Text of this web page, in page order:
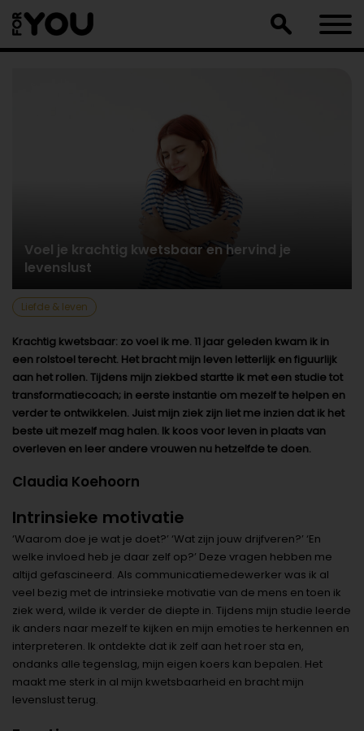
naar
artikel
Voel je krachtig kwetsbaar en hervind je
levenslust
Liefde & leven
Krachtig kwetsbaar: zo voel ik me. 11 jaar geleden kwam ik in
een rolstoel terecht. Het bracht mijn leven letterlijk en figuurlijk
aan het rollen. Tijdens mijn ziekbed startte ik met een studie tot
transformatiecoach; in eerste instantie om mezelf te helpen en
verder te ontwikkelen. Juist mijn ziek zijn liet me inzien dat ik het
beste uit mezelf mag halen. Ik koos voor leven in plaats van
overleven en leer andere vrouwen nu hetzelfde te doen.
Claudia Koehoorn
Intrinsieke motivatie
‘Waarom doe je wat je doet?’ ‘Wat zijn jouw drijfveren?’ ‘En
welke invloed heb je daar zelf op?’ Deze vragen hebben me
altijd gefascineerd. Als communicatiemedewerker was ik al
veel bezig met de intrinsieke motivatie van de mens en toen ik
ziek werd, wilde ik verder de diepte in. Tijdens mijn studie leerde
ik anders naar mezelf te kijken en mijn emoties te herkennen en
interpreteren. Ik ontdekte dat ik zelf aan het roer sta en,
ondanks alle tegenslag, mijn eigen koers kan bepalen. Het
maakt me sterk in al mijn kwetsbaarheid en bracht mijn
levenslust terug.